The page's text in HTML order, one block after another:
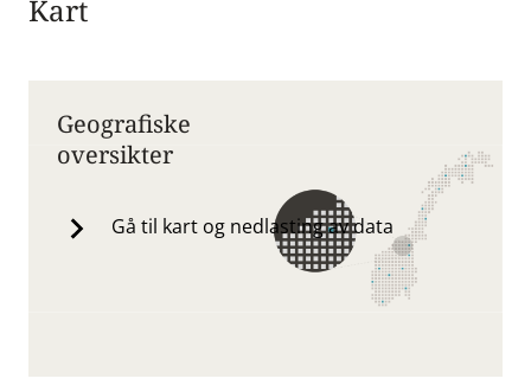
Kart
Geografiske
oversikter
Gå til kart og nedlasting av data